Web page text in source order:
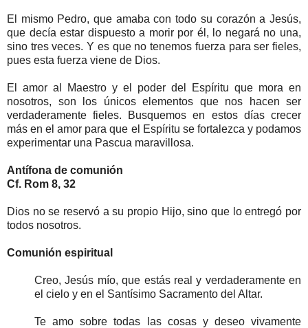
El mismo Pedro, que amaba con todo su corazón a Jesús,
que decía estar dispuesto a morir por él, lo negará no una,
sino tres veces. Y es que no tenemos fuerza para ser fieles,
pues esta fuerza viene de Dios.
El amor al Maestro y el poder del Espíritu que mora en
nosotros, son los únicos elementos que nos hacen ser
verdaderamente fieles. Busquemos en estos días crecer
más en el amor para que el Espíritu se fortalezca y podamos
experimentar una Pascua maravillosa.
Antífona de comunión
Cf. Rom 8, 32
Dios no se reservó a su propio Hijo, sino que lo entregó por
todos nosotros.
Comunión espiritual
Creo, Jesús mío, que estás real y verdaderamente en
el cielo y en el Santísimo Sacramento del Altar.
Te amo sobre todas las cosas y deseo vivamente